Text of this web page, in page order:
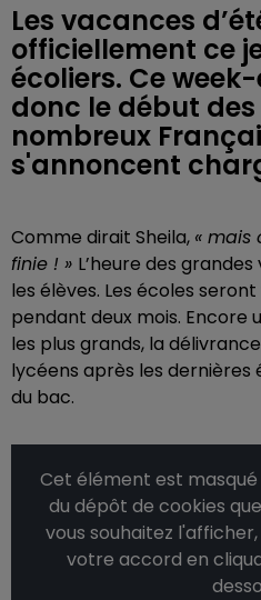
Les vacances
officiellement ce
écoliers. Ce
donc le début
nombreux
s'annoncent
Comme dirait Sheila, « mais
finie ! » L’heure des
les élèves. Les écoles
pendant deux mois. Encore
les plus grands, la
lycéens après les
du bac.
Cet élément est
du dépôt de cookies
vous souhaitez
votre accord en